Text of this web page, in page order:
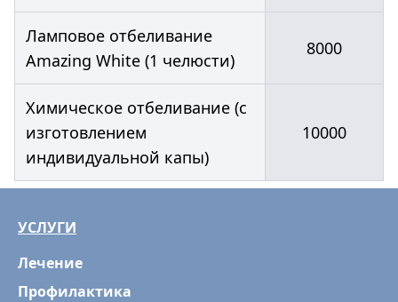
Ламповое отбеливание
Amazing White (1 челюсти)
8000
Химическое отбеливание (с
изготовлением
индивидуальной капы)
10000
УСЛУГИ
Лечение
Профилактика